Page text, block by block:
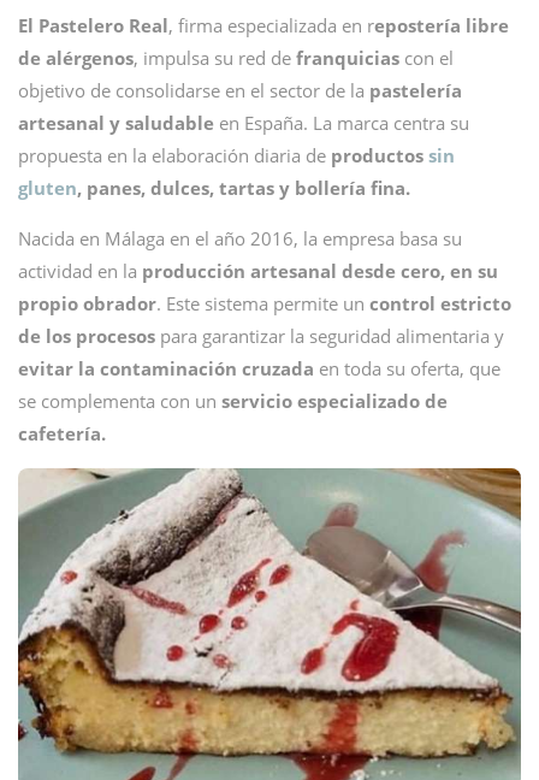
El Pastelero Real, firma especializada en repostería libre
de alérgenos, impulsa su red de franquicias con el
objetivo de consolidarse en el sector de la pastelería
artesanal y saludable en España. La marca centra su
propuesta en la elaboración diaria de productos sin
gluten, panes, dulces, tartas y bollería fina.
Nacida en Málaga en el año 2016, la empresa basa su
actividad en la producción artesanal desde cero, en su
propio obrador. Este sistema permite un control estricto
de los procesos para garantizar la seguridad alimentaria y
evitar la contaminación cruzada en toda su oferta, que
se complementa con un servicio especializado de
cafetería.